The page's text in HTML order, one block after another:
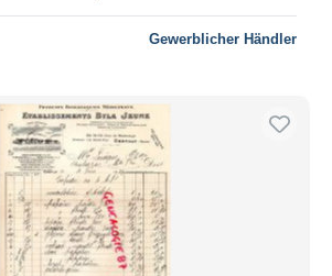
Gewerblicher Händler